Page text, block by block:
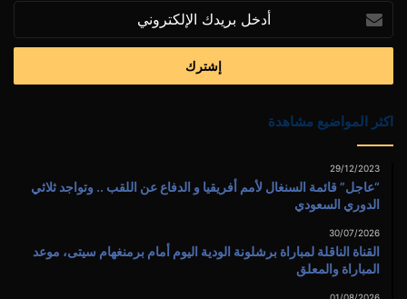
بريدك
الإلكتروني
اكثر المواضيع مشاهدة
29/12/2023
“عاجل” قائمة السنغال لأمم أفريقيا و الدفاع عن اللقب .. وتواجد ثلاثي
الدوري السعودي
30/07/2026
القناة الناقلة لمباراة برشلونة الودية اليوم أمام برمنغهام سيتى، موعد
المباراة والمعلق